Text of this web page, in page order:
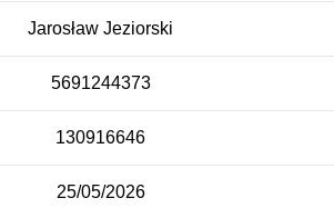
Jarosław Jeziorski
5691244373
130916646
25/05/2026